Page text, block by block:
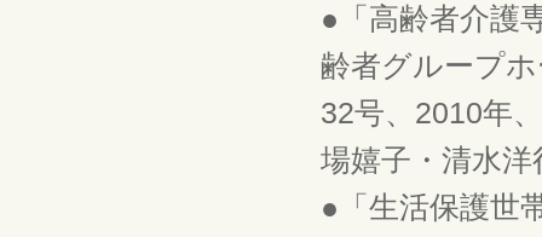
●「高齢者介護
齢者グループ
32号、2010年
場嬉子・清水
●「生活保護世